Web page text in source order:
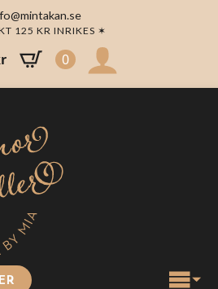
125 KR INRIKES ✶
0